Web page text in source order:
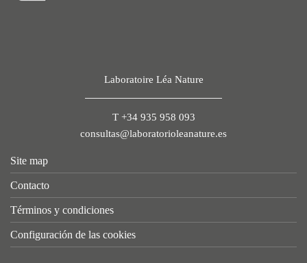
Laboratoire Léa Nature
T +34 935 958 093
consultas@laboratorioleanature.es
Site map
Contacto
Términos y condiciones
Configuración de las cookies